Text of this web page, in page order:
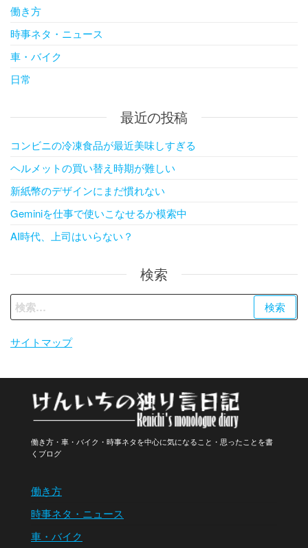
働き方
時事ネタ・ニュース
車・バイク
日常
最近の投稿
コンビニの冷凍食品が最近美味しすぎる
ヘルメットの買い替え時期が難しい
新紙幣のデザインにまだ慣れない
Geminiを仕事で使いこなせるか模索中
AI時代、上司はいらない？
検索
検
索:
サイトマップ
働き方
時事ネタ・ニュース
車・バイク
働き方・車・バイク・時事ネタを中心に気になること・思ったことを書
くブログ